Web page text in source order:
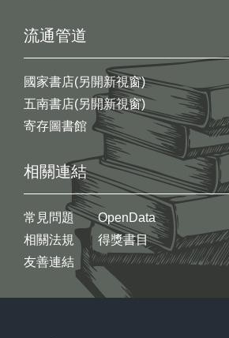
流通管道
國家書店(另開新視窗)
五南書店(另開新視窗)
寄存圖書館
相關連結
常見問題
相關法規
友善連結
OpenData
得獎書目